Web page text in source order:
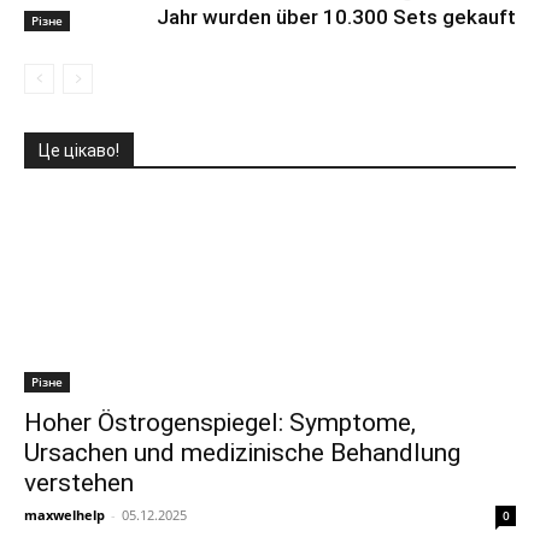
Різне
Jahr wurden über 10.300 Sets gekauft
Це цікаво!
Різне
Hoher Östrogenspiegel: Symptome,
Ursachen und medizinische Behandlung
verstehen
maxwelhelp - 05.12.2025 0